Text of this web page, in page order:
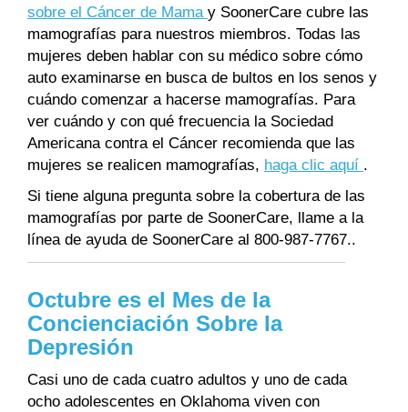
sobre el Cáncer de Mama y SoonerCare cubre las
mamografías para nuestros miembros. Todas las
mujeres deben hablar con su médico sobre cómo
auto examinarse en busca de bultos en los senos y
cuándo comenzar a hacerse mamografías. Para
ver cuándo y con qué frecuencia la Sociedad
Americana contra el Cáncer recomienda que las
mujeres se realicen mamografías, haga clic aquí .
Si tiene alguna pregunta sobre la cobertura de las
mamografías por parte de SoonerCare, llame a la
línea de ayuda de SoonerCare al 800-987-7767..
Octubre es el Mes de la
Concienciación Sobre la
Depresión
Casi uno de cada cuatro adultos y uno de cada
ocho adolescentes en Oklahoma viven con